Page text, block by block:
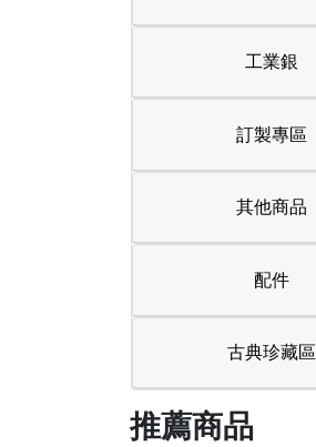
工業銀
訂製專區
其他商品
配件
古典珍藏區
推薦商品